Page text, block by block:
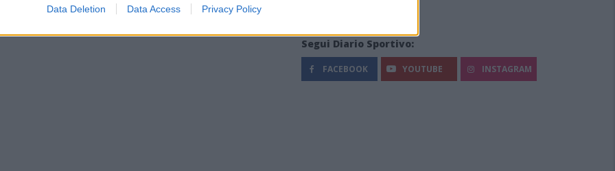
Data Deletion Data Access Privacy Policy
Segui Diario Sportivo:
FACEBOOK YOUTUBE INSTAGRAM